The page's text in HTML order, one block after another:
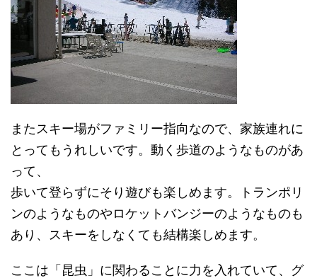
またスキー場がファミリー指向なので、家族連れに
とってもうれしいです。動く歩道のようなものがあ
って、
歩いて登らずにそり遊びも楽しめます。トランポリ
ンのようなものやロケットバンジーのようなものも
あり、スキーをしなくても結構楽しめます。
ここは「昆虫」に関わることに力を入れていて、グ